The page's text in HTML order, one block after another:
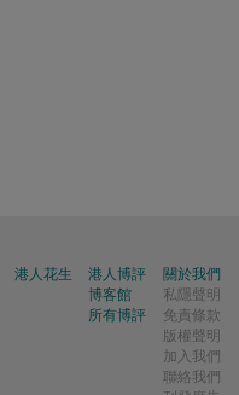
港人花生
港人博評
博客館
所有博評
關於我們
私隱聲明
免責條款
版權聲明
加入我們
聯絡我們